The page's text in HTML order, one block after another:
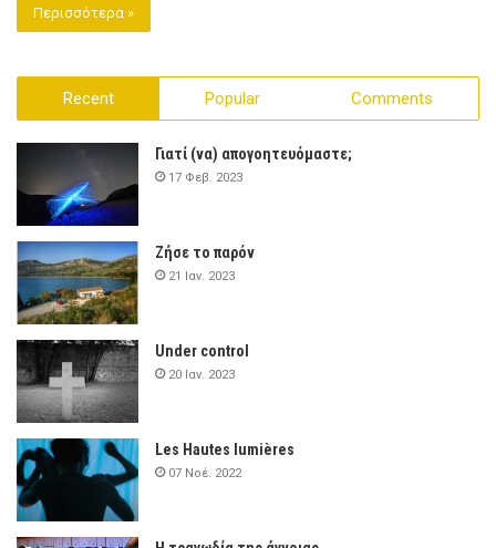
Περισσότερα »
Recent Popular Comments
Γιατί (να) απογοητευόμαστε;
17 Φεβ. 2023
Ζήσε το παρόν
21 Ιαν. 2023
Under control
20 Ιαν. 2023
Les Hautes lumières
07 Νοέ. 2022